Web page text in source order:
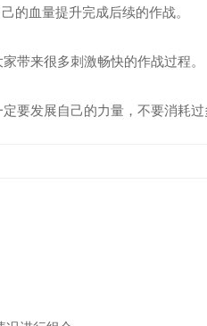
的血量提升完成后续的作战。
带来很多刺激畅快的作战过程。
要发展自己的力量，不要消耗过